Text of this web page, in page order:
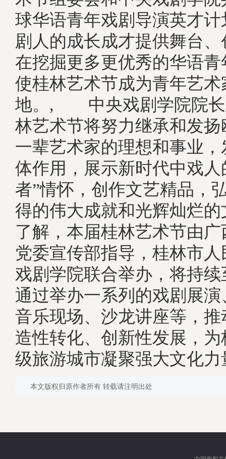
球华语青年戏剧导演英才
剧人的成长成才提供舞台
在挖掘更多更优秀的华语
使桂林艺术节成为青年艺
地。, 中央戏剧学院院长
林艺术节将努力继承和发
一辈艺术家的理想和事业
体作用，展示新时代中戏人
者”情怀，创作文艺精品，
得的伟大成就和光辉灿
了解，本届桂林艺术节由
党委宣传部指导，桂林市
戏剧学院联合举办，将持续
通过举办一系列的戏剧展
音乐现场、沙龙讲座等，
造性转化、创新性发展，
级旅游城市凝聚强大文化力
本文版权归原作者所有 转载请注明出处